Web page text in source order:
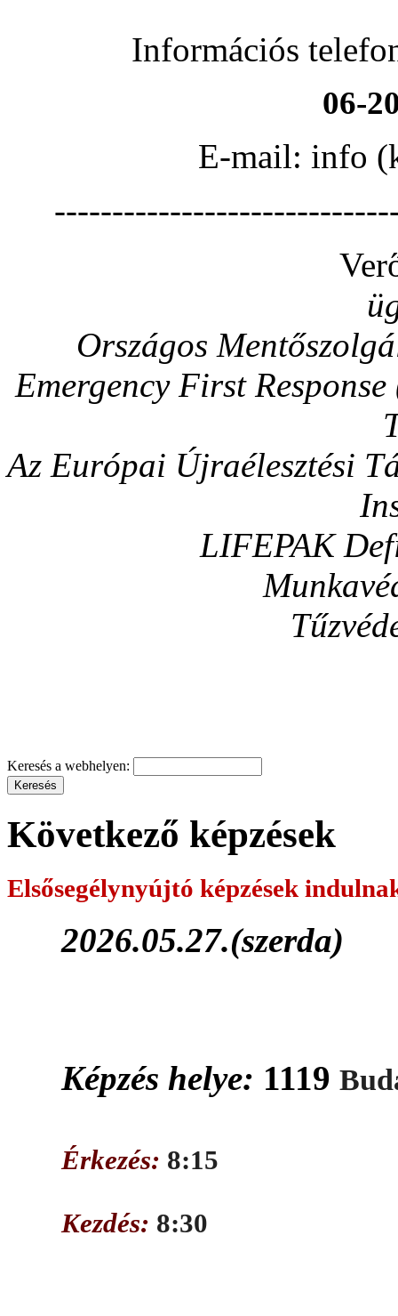
Információs
06-
E-mail: info
Országos
Emergency First
Az Európai Újraélesztési
LIFEPAK
Keresés a webhelyen:
Következő képzések
Elsősegélynyújtó képzések
2026.05.27.(szerda)
Képzés helye: 1119
Érkezés: 8:15
Kezdés: 8:30